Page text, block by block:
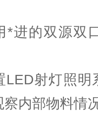
进的双源双
射灯照明
内部物料情